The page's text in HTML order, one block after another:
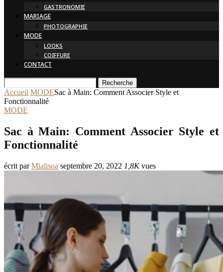
GASTRONOMIE
MARIAGE
PHOTOGRAPHIE
MODE
LOOKS
COIFFURE
CONTACT
Recherche
Accueil MODESac à Main: Comment Associer Style et
Fonctionnalité
MODE
Sac à Main: Comment Associer Style et
Fonctionnalité
écrit parMialisoa septembre 20, 2022 1,8Kvues